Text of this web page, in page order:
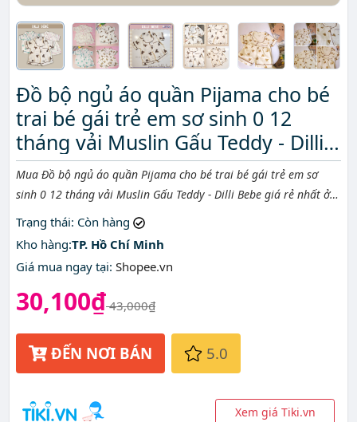
Đồ bộ ngủ áo quần Pijama cho bé
trai bé gái trẻ em sơ sinh 0 12
tháng vải Muslin Gấu Teddy - Dilli
Bebe
Mô tả ngắn
Mua Đồ bộ ngủ áo quần Pijama cho bé trai bé gái trẻ em sơ
sinh 0 12 tháng vải Muslin Gấu Teddy - Dilli Bebe giá rẻ nhất ở
Trạng thái: Còn hàng
Kho hàng:TP. Hồ Chí Minh
Giá mua ngay tại: Shopee.vn
30,100₫43,000₫
ĐẾN NƠI BÁN 5.0
Xem giá Tiki.vn